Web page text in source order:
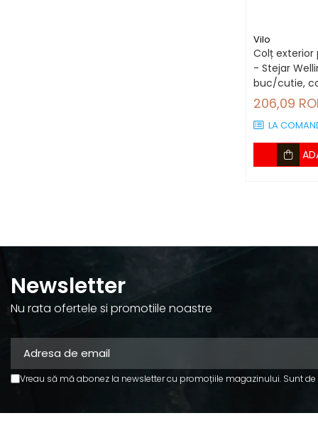
Vilo
Colț exterior
- Stejar
buc/cutie,
80 mm
206,09
LA
Newsletter
Nu rata ofertele si promotiile noastre
Vreau să mă abonez la newsletter cu promoțiile magazinului. Sunt